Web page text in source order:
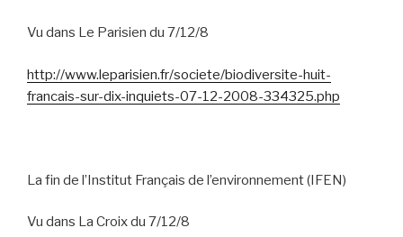
Vu dans Le Parisien du 7/12/8
http://www.leparisien.fr/societe/biodiversite-huit-
francais-sur-dix-inquiets-07-12-2008-334325.php
La fin de l’Institut Français de l’environnement (IFEN)
Vu dans La Croix du 7/12/8